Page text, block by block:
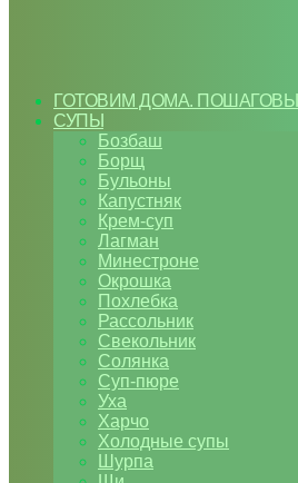
ГОТОВИМ ДОМА.
СУПЫ
Бозбаш
Борщ
Бульоны
Капустняк
Крем-суп
Лагман
Минестроне
Окрошка
Похлебка
Рассольник
Свекольник
Солянка
Суп-пюре
Уха
Харчо
Холодные супы
Шурпа